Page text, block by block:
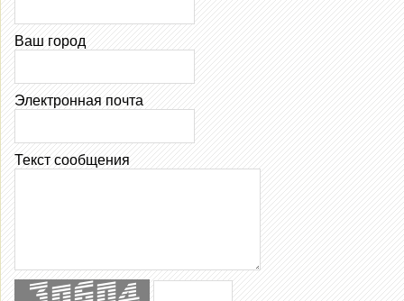
Ваш город
Электронная почта
Текст сообщения